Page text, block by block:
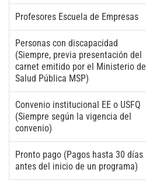
Profesores Escuela de Empresas
Personas con discapacidad
(Siempre, previa presentación del
carnet emitido por el Ministerio de
Salud Pública MSP)
Convenio institucional EE o USFQ
(Siempre según la vigencia del
convenio)
Pronto pago (Pagos hasta 30 días
antes del inicio de un programa)